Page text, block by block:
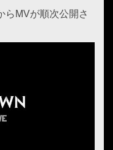
らMVが順次公開さ